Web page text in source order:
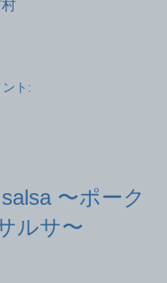
ト:
〜ポーク
ルサ〜